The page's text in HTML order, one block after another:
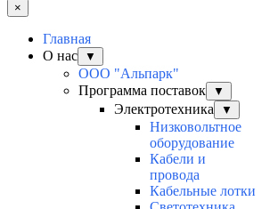
×
Главная
О нас
▼
ООО "Альпарк"
Программа поставок
▼
Электротехника ▼
Низковольтное
оборудование
Кабели и
провода
Кабельные лотки